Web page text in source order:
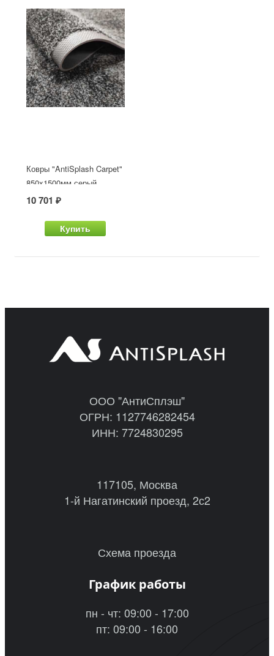
Ковры "AntiSplash Carpet"
850x1500мм серый
10 701 ₽
Купить
ООО "АнтиСплэш"
ОГРН: 1127746282454
ИНН: 7724830295
117105, Москва
1-й Нагатинский проезд, 2с2
Схема проезда
График работы
пн - чт: 09:00 - 17:00
пт: 09:00 - 16:00